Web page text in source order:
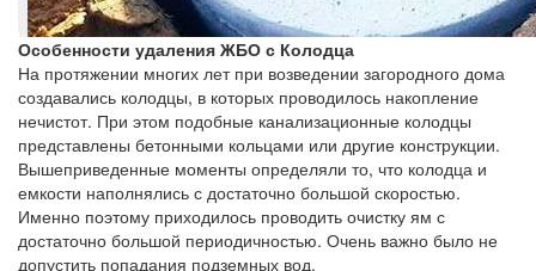
Особенности удаления ЖБО с Колодца
На протяжении многих лет при возведении загородного дома
создавались колодцы, в которых проводилось накопление
нечистот. При этом подобные канализационные колодцы
представлены бетонными кольцами или другие конструкции.
Вышеприведенные моменты определяли то, что колодца и
емкости наполнялись с достаточно большой скоростью.
Именно поэтому приходилось проводить очистку ям с
достаточно большой периодичностью. Очень важно было не
допустить попадания подземных вод.